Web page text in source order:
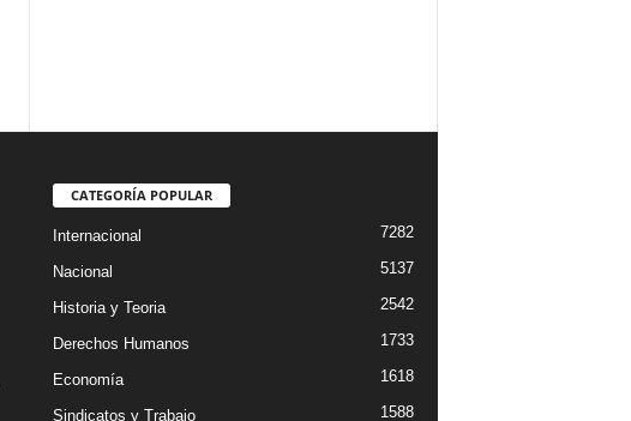
CATEGORÍA POPULAR
Internacional 7282
Nacional 5137
Historia y Teoria 2542
Derechos Humanos 1733
Economía 1618
Sindicatos y Trabajo 1588